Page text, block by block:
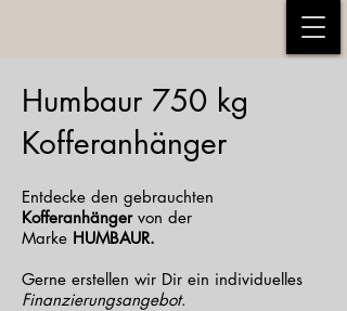
Humbaur 750 kg
Kofferanhänger
Entdecke den gebrauchten
Kofferanhängervon der
Marke HUMBAUR.
Gerne erstellen wir Dir ein individuelles
Finanzierungsangebot.